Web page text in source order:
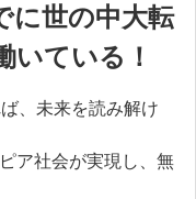
世の中大転
いている！
、未来を読み解け
社会が実現し、無